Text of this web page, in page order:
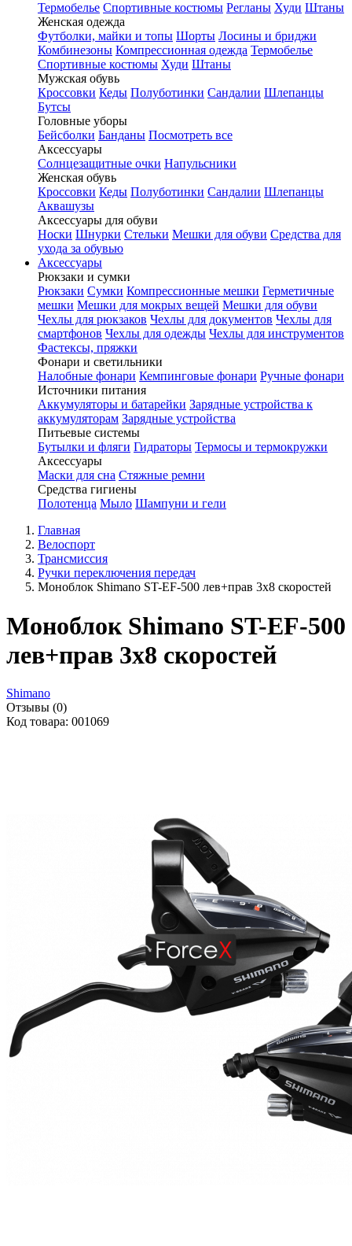
Термобелье Спортивные костюмы Регланы Худи Штаны
Женская одежда
Футболки, майки и топы Шорты Лосины и бриджи
Комбинезоны Компрессионная одежда Термобелье
Спортивные костюмы Худи Штаны
Мужская обувь
Кроссовки Кеды Полуботинки Сандалии Шлепанцы
Бутсы
Головные уборы
Бейсболки Банданы Посмотреть все
Аксессуары
Солнцезащитные очки Напульсники
Женская обувь
Кроссовки Кеды Полуботинки Сандалии Шлепанцы
Аквашузы
Аксессуары для обуви
Носки Шнурки Стельки Мешки для обуви Средства для
ухода за обувью
Аксессуары
Рюкзаки и сумки
Рюкзаки Сумки Компрессионные мешки Герметичные
мешки Мешки для мокрых вещей Мешки для обуви
Чехлы для рюкзаков Чехлы для документов Чехлы для
смартфонов Чехлы для одежды Чехлы для инструментов
Фастексы, пряжки
Фонари и светильники
Налобные фонари Кемпинговые фонари Ручные фонари
Источники питания
Аккумуляторы и батарейки Зарядные устройства к
аккумуляторам Зарядные устройства
Питьевые системы
Бутылки и фляги Гидраторы Термосы и термокружки
Аксессуары
Маски для сна Стяжные ремни
Средства гигиены
Полотенца Мыло Шампуни и гели
Главная
Велоспорт
Трансмиссия
Ручки переключения передач
Моноблок Shimano ST-EF-500 лев+прав 3х8 скоростей
Моноблок Shimano ST-EF-500
лев+прав 3х8 скоростей
Shimano
Отзывы (0)
Код товара: 001069